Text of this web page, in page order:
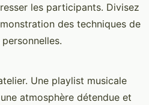
les participants. Divisez
des techniques de
Une playlist musicale
atmosphère détendue et